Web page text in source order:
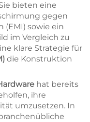
bieten eine
gegen
sowie ein
im Vergleich zu
klare Strategie für
die Konstruktion
hat bereits
ihre
umzusetzen. In